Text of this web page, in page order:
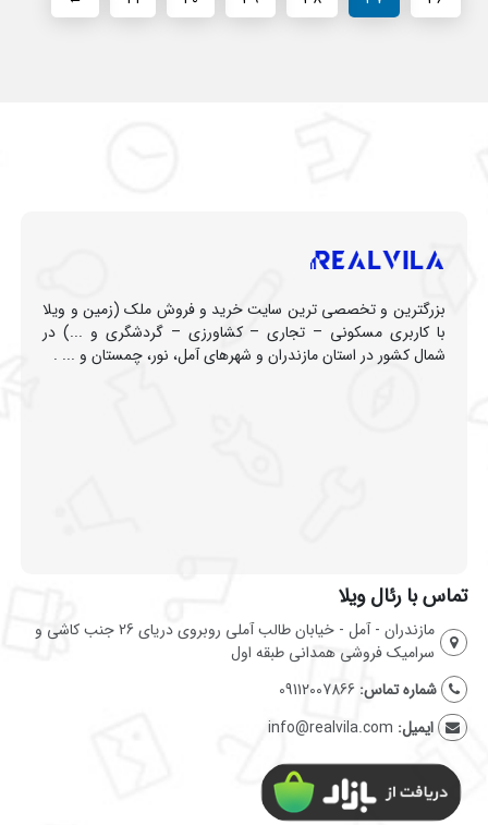
بزرگترین و تخصصی ترین سایت خرید و فروش ملک (زمین و ویلا
با کاربری مسکونی – تجاری – کشاورزی – گردشگری و ...) در
شمال کشور در استان مازندران و شهرهای آمل، نور، چمستان و ... .
تماس با رئال ویلا
مازندران - آمل - خیابان طالب آملی روبروی دریای 26 جنب کاشی و
سرامیک فروشی همدانی طبقه اول
شماره تماس: 09112007866
ایمیل: info@realvila.com